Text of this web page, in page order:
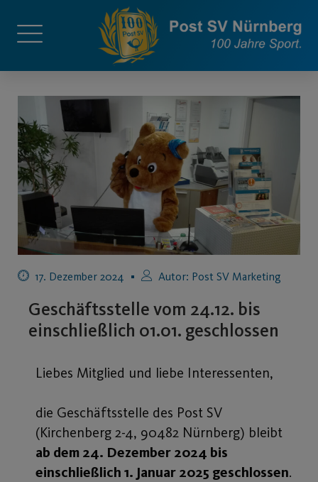
17. Dezember 2024 Autor: Post SV Marketing
Geschäftsstelle vom 24.12. bis
einschließlich 01.01. geschlossen
Liebes Mitglied und liebe Interessenten,
die Geschäftsstelle des Post SV
(Kirchenberg 2-4, 90482 Nürnberg) bleibt
ab dem 24. Dezember 2024 bis
einschließlich 1. Januar 2025 geschlossen.